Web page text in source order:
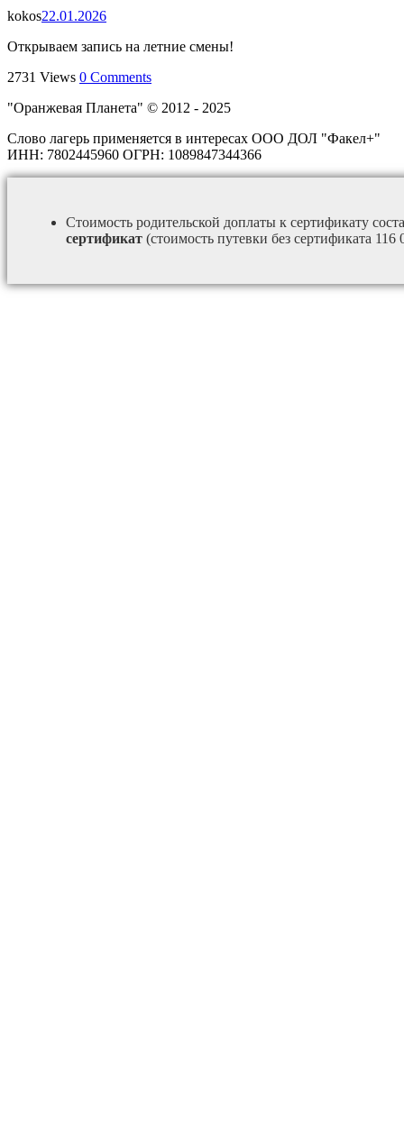
kokos22.01.2026
Открываем запись на летние смены!
2731 Views 0 Comments
"Оранжевая Планета" © 2012 - 2025
Слово лагерь применяется в интересах ООО ДОЛ "Факел+"
ИНН: 7802445960 ОГРН: 1089847344366
Стоимость родительской доплаты к сертификату
сертификат (стоимость путевки без сертификата 116